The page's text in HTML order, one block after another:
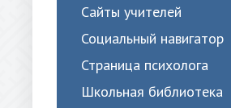
Сайты учителей
Социальный навигатор
Страница психолога
Школьная библиотека